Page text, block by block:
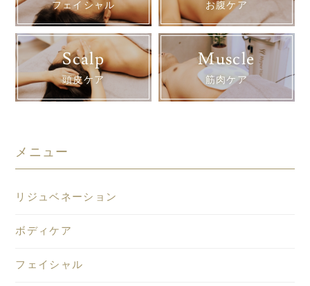
フェイシャル お腹ケア
Scalp
頭皮ケア
Muscle
筋肉ケア
メニュー
リジュベネーション
ボディケア
フェイシャル